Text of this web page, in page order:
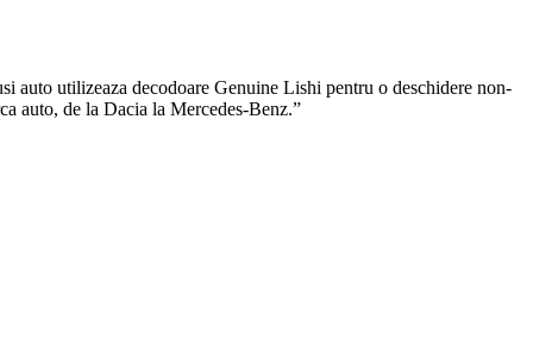
auto utilizeaza decodoare Genuine Lishi pentru o deschidere non-
auto, de la Dacia la Mercedes-Benz.”